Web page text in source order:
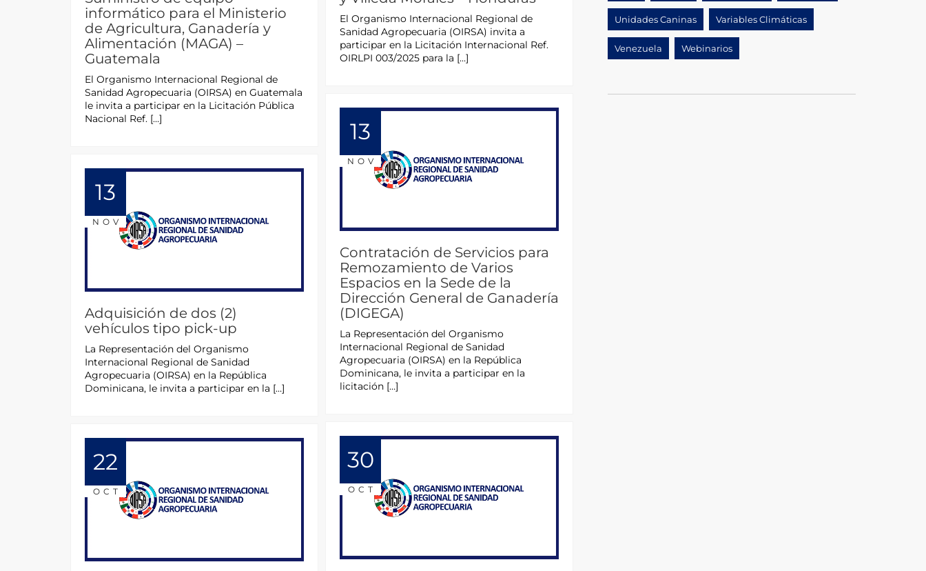
El Organismo Internacional Regional de
Sanidad Agropecuaria (OIRSA) invita a
participar en la Licitación Internacional Ref.
OIRLPI 003/2025 para la […]
informático para el Ministerio
de Agricultura, Ganadería y
Alimentación (MAGA) –
Guatemala
El Organismo Internacional Regional de
Sanidad Agropecuaria (OIRSA) en Guatemala
le invita a participar en la Licitación Pública
Nacional Ref. […]
13
NOV
Contratación de Servicios para
Remozamiento de Varios
Espacios en la Sede de la
Dirección General de Ganadería
(DIGEGA)
La Representación del Organismo
Internacional Regional de Sanidad
Agropecuaria (OIRSA) en la República
Dominicana, le invita a participar en la
licitación […]
13
NOV
Adquisición de dos (2)
vehículos tipo pick-up
La Representación del Organismo
Internacional Regional de Sanidad
Agropecuaria (OIRSA) en la República
Dominicana, le invita a participar en la […]
30
OCT
22
OCT
Unidades Caninas Variables Climáticas
Venezuela Webinarios